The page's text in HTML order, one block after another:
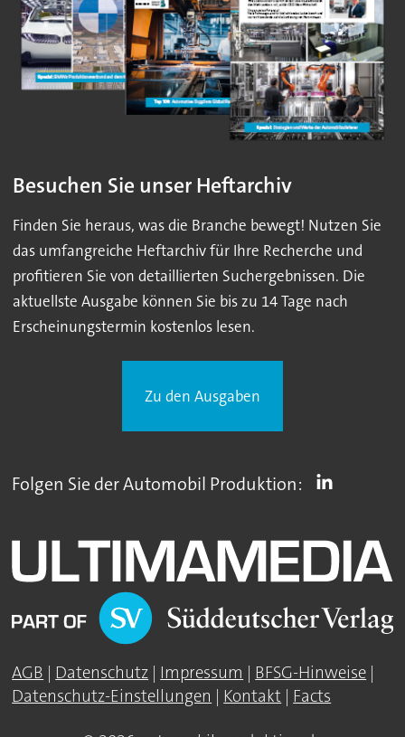
Besuchen Sie unser Heftarchiv
Finden Sie heraus, was die Branche bewegt! Nutzen Sie
das umfangreiche Heftarchiv für Ihre Recherche und
profitieren Sie von detaillierten Suchergebnissen. Die
aktuellste Ausgabe können Sie bis zu 14 Tage nach
Erscheinungstermin kostenlos lesen.
Zu den Ausgaben
Folgen Sie der Automobil Produktion:
AGB | Datenschutz | Impressum | BFSG-Hinweise |
Datenschutz-Einstellungen | Kontakt | Facts